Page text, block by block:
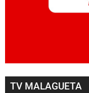
TV MALAGUETA